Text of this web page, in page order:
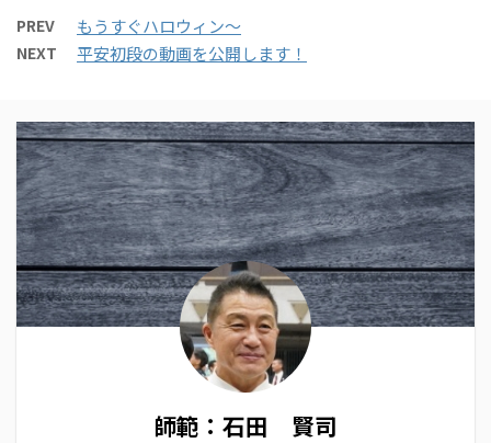
PREV もうすぐハロウィン〜
NEXT 平安初段の動画を公開します！
師範：石田 賢司